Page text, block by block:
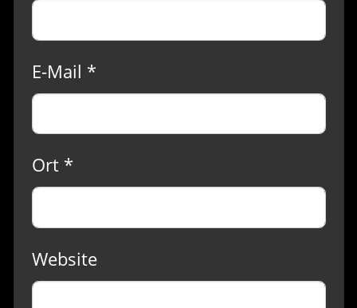
E-Mail *
Ort *
Website